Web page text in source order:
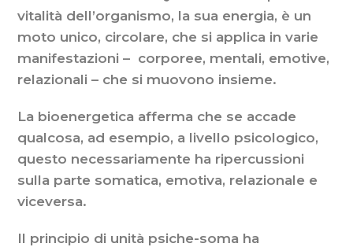
vitalità dell’organismo, la sua energia, è un
moto unico, circolare, che si applica in varie
manifestazioni – corporee, mentali, emotive,
relazionali – che si muovono insieme.
La bioenergetica afferma che se accade
qualcosa, ad esempio, a livello psicologico,
questo necessariamente ha ripercussioni
sulla parte somatica, emotiva, relazionale e
viceversa.
Il principio di unità psiche-soma ha